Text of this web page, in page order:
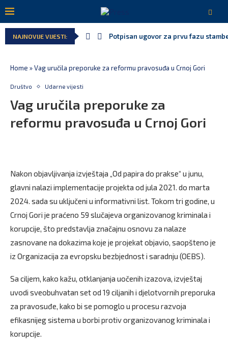
NAJNOVIJE VIJESTI: Potpisan ugovor za prvu fazu
Home »Vag uručila preporuke za reformu pravosuđa u Crnoj Gori
Društvo Udarne vijesti
Vag uručila preporuke za
reformu pravosuđa u Crnoj Gori
Nakon objavljivanja izvještaja „Od papira do prakse“ u junu,
glavni nalazi implementacije projekta od jula 2021. do marta
2024. sada su uključeni u informativni list. Tokom tri godine, u
Crnoj Gori je praćeno 59 slučajeva organizovanog kriminala i
korupcije, što predstavlja značajnu osnovu za nalaze
zasnovane na dokazima koje je projekat objavio, saopšteno je
iz Organizacija za evropsku bezbjednost i saradnju (OEBS).
Sa ciljem, kako kažu, otklanjanja uočenih izazova, izvještaj
uvodi sveobuhvatan set od 19 ciljanih i djelotvornih preporuka
za pravosuđe, kako bi se pomoglo u procesu razvoja
efikasnijeg sistema u borbi protiv organizovanog kriminala i
korupcije.